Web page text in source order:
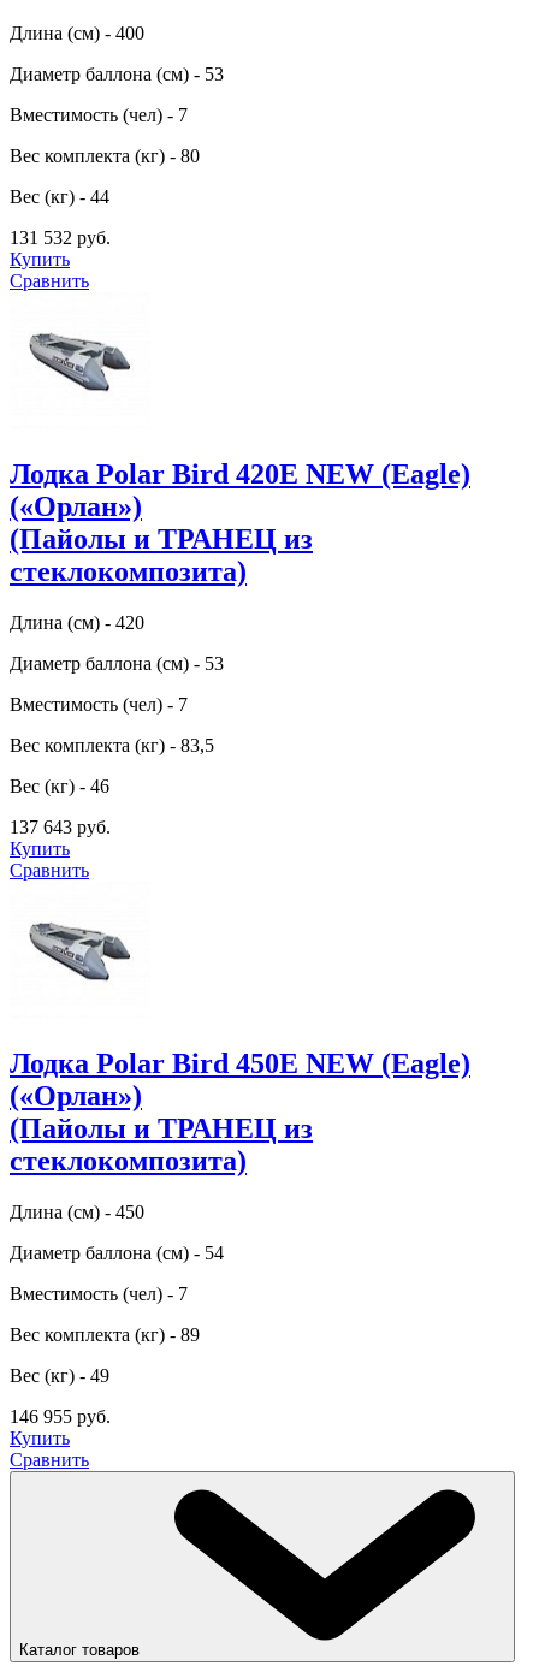
Длина (см) - 400
Диаметр баллона (см) - 53
Вместимость (чел) - 7
Вес комплекта (кг) - 80
Вес (кг) - 44
131 532 руб.
Купить
Сравнить
Лодка Polar Bird 420E NEW (Eagle)
(«Орлан»)
(Пайолы и ТРАНЕЦ из
стеклокомпозита)
Длина (см) - 420
Диаметр баллона (см) - 53
Вместимость (чел) - 7
Вес комплекта (кг) - 83,5
Вес (кг) - 46
137 643 руб.
Купить
Сравнить
Лодка Polar Bird 450E NEW (Eagle)
(«Орлан»)
(Пайолы и ТРАНЕЦ из
стеклокомпозита)
Длина (см) - 450
Диаметр баллона (см) - 54
Вместимость (чел) - 7
Вес комплекта (кг) - 89
Вес (кг) - 49
146 955 руб.
Купить
Сравнить
Каталог товаров